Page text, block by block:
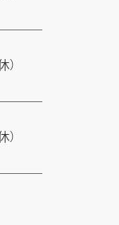
）
）